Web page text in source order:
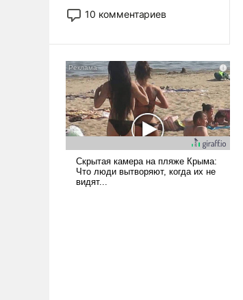
постепенно вытесняя и
отменяя традиционное
ударами судьбы, брать на себя
ответственность, помогать
слабым, идти вперед и
адаптироваться.
10 комментариев